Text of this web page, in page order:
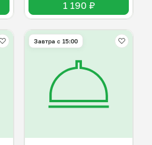
1 190 ₽
Завтра c 15:00